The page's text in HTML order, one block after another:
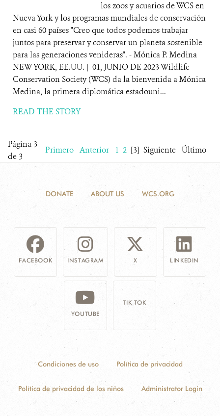
los zoos y acuarios de WCS en
Nueva York y los programas mundiales de conservación
en casi 60 países "Creo que todos podemos trabajar
juntos para preservar y conservar un planeta sostenible
para las generaciones venideras". - Mónica P. Medina
NEW YORK, EE.UU. | 01, JUNIO DE 2023 Wildlife
Conservation Society (WCS) da la bienvenida a Mónica
Medina, la primera diplomática estadouni...
READ THE STORY
Página 3
de 3
Primero Anterior 1 2 [3] Siguiente Último
DONATE ABOUT US WCS.ORG
FACEBOOK INSTAGRAM X LINKEDIN
YOUTUBE
TIK TOK
Condiciones de uso Política de privacidad
Política de privacidad de los niños Administrator Login